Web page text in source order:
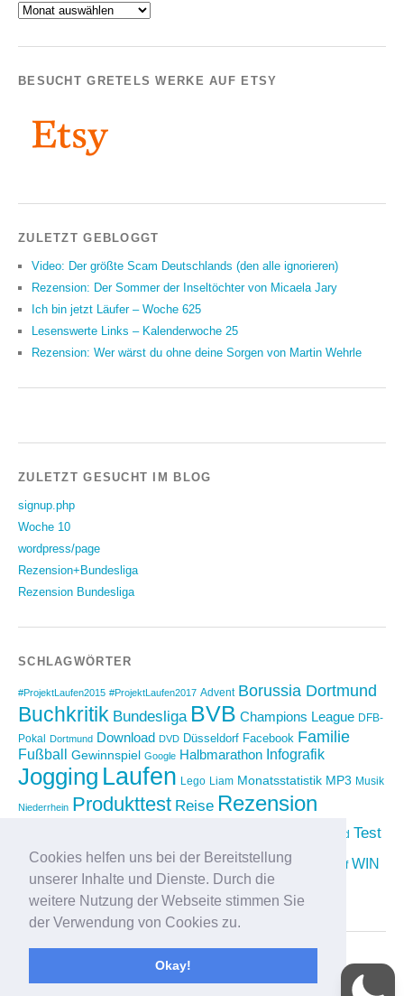
Cookies helfen uns bei der Bereitstellung
unserer Inhalte und Dienste. Durch die
weitere Nutzung der Webseite stimmen Sie
der Verwendung von Cookies zu.
Okay!
Archiv
BESUCHT GRETELS WERKE AUF ETSY
ZULETZT GEBLOGGT
Video: Der größte Scam Deutschlands (den alle ignorieren)
Rezension: Der Sommer der Inseltöchter von Micaela Jary
Ich bin jetzt Läufer – Woche 625
Lesenswerte Links – Kalenderwoche 25
Rezension: Wer wärst du ohne deine Sorgen von Martin Wehrle
ZULETZT GESUCHT IM BLOG
signup.php
Woche 10
wordpress/page
Rezension+Bundesliga
Rezension Bundesliga
SCHLAGWÖRTER
#ProjektLaufen2015 #ProjektLaufen2017 Advent Borussia Dortmund
Buchkritik Bundesliga BVB Champions League DFB-
Pokal
Dortmund Download DVD Düsseldorf Facebook Familie
Fußball Gewinnspiel Google Halbmarathon Infografik
Jogging Laufen Lego Liam Monatsstatistik MP3 Musik
Niederrhein Produkttest Reise Rezension
sponsored Test
Twitter Urlaub Video vimeo Weihnachten Wettkampf WIN
Compilation
YouTube
WordPress|
Elmastudio
Oben